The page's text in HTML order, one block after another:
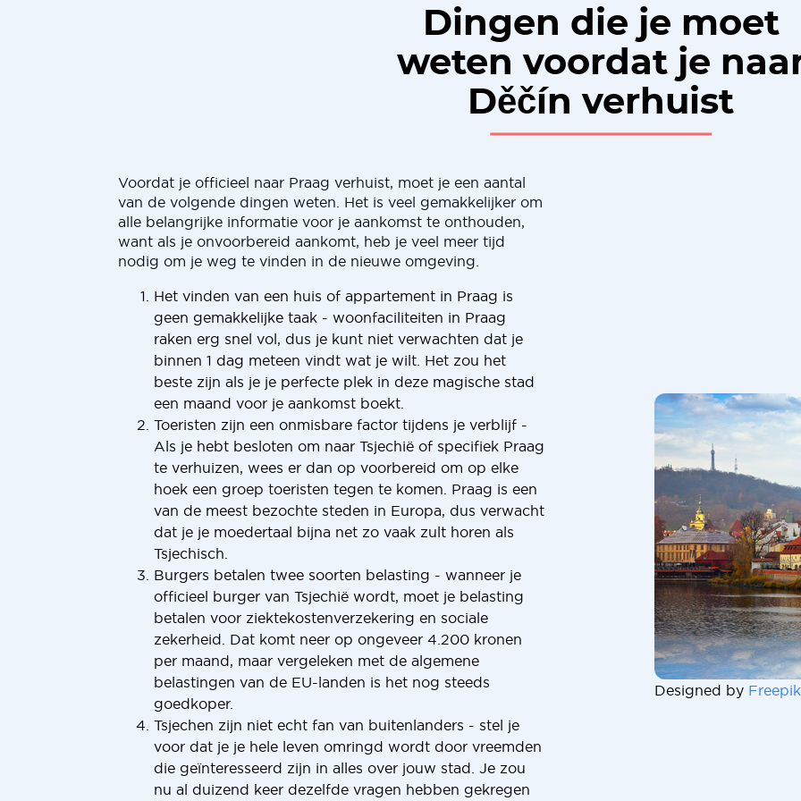
Dingen die je moet
weten voordat je
Děčín verhuist
Voordat je officieel naar Praag verhuist, moet je een aantal
van de volgende dingen weten. Het is veel gemakkelijker om
alle belangrijke informatie voor je aankomst te onthouden,
want als je onvoorbereid aankomt, heb je veel meer tijd
nodig om je weg te vinden in de nieuwe omgeving.
Het vinden van een huis of appartement in Praag is
geen gemakkelijke taak - woonfaciliteiten in Praag
raken erg snel vol, dus je kunt niet verwachten dat je
binnen 1 dag meteen vindt wat je wilt. Het zou het
beste zijn als je je perfecte plek in deze magische stad
een maand voor je aankomst boekt.
Toeristen zijn een onmisbare factor tijdens je verblijf -
Als je hebt besloten om naar Tsjechië of specifiek Praag
te verhuizen, wees er dan op voorbereid om op elke
hoek een groep toeristen tegen te komen. Praag is een
van de meest bezochte steden in Europa, dus verwacht
dat je je moedertaal bijna net zo vaak zult horen als
Tsjechisch.
Burgers betalen twee soorten belasting - wanneer je
officieel burger van Tsjechië wordt, moet je belasting
betalen voor ziektekostenverzekering en sociale
zekerheid. Dat komt neer op ongeveer 4.200 kronen
per maand, maar vergeleken met de algemene
belastingen van de EU-landen is het nog steeds
goedkoper.
Tsjechen zijn niet echt fan van buitenlanders - stel je
voor dat je je hele leven omringd wordt door vreemden
die geïnteresseerd zijn in alles over jouw stad. Je zou
nu al duizend keer dezelfde vragen hebben gekregen
Designed by